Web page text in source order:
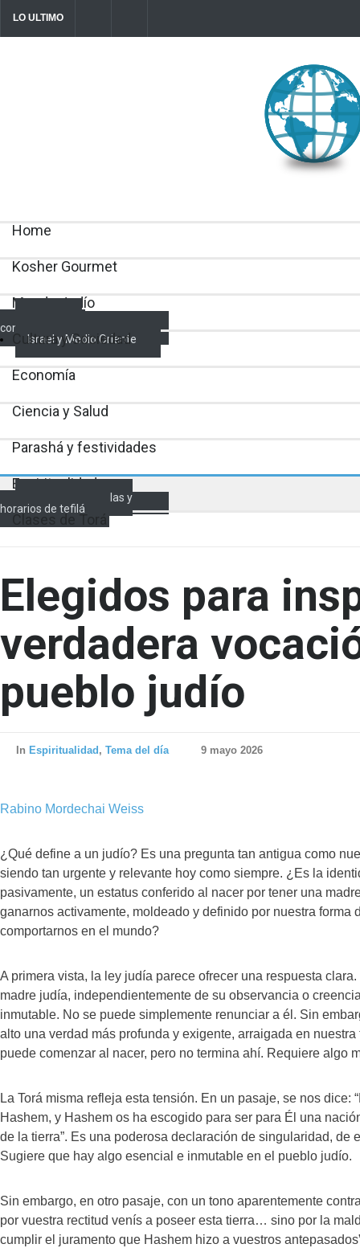
LO ULTIMO
director Roman Gofman por la
Home
Kosher Gourmet
Mundo Judío
comunitaria
Israel y Medio Oriente
Cultura y Sociedad
Economía
Ciencia y Salud
Parashá y festividades
Espiritualidad
Encendido de velas y
horarios de tefilá
Elegidos para
verdadera
pueblo judío
In Espiritualidad , Tema del día 9 mayo 2026
Rabino Mordechai Weiss
¿Qué define a un judío? Es una pregunta tan antigua como
siendo tan urgente y relevante hoy como siempre. ¿Es la
pasivamente, un estatus conferido al nacer por tener una
ganarnos activamente, moldeado y definido por nuestra forma
comportarnos en el mundo?
A primera vista, la ley judía parece ofrecer una respuesta
madre judía, independientemente de su observancia o
inmutable. No se puede simplemente renunciar a él. Sin
alto una verdad más profunda y exigente, arraigada en
puede comenzar al nacer, pero no termina ahí. Requiere algo
La Torá misma refleja esta tensión. En un pasaje, se nos dice:
Hashem, y Hashem os ha escogido para ser para Él una
de la tierra”. Es una poderosa declaración de singularidad, de
Sugiere que hay algo esencial e inmutable en el pueblo judío.
Sin embargo, en otro pasaje, con un tono aparentemente
por vuestra rectitud venís a poseer esta tierra… sino por la
cumplir el juramento que Hashem hizo a vuestros